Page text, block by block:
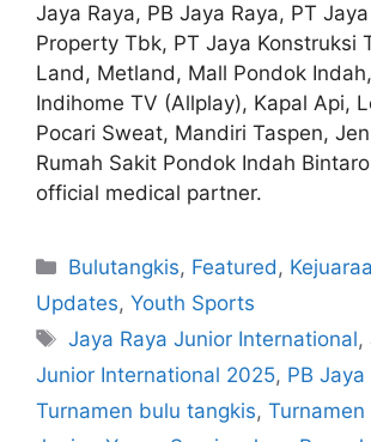
Jaya Raya, PB Jaya Raya, PT
Property Tbk, PT Jaya Konstruksi
Land, Metland, Mall Pondok
Indihome TV (Allplay), Kapal Api,
Pocari Sweat, Mandiri Taspen,
Rumah Sakit Pondok Indah
official medical partner.
Bulutangkis, Featured,
Updates, Youth Sports
Jaya Raya Junior International,
Junior International 2025, PB Jaya
Turnamen bulu tangkis, Turnamen